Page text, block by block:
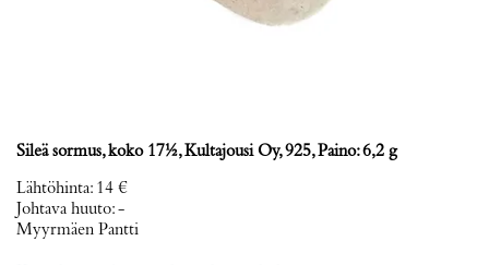
Sileä sormus, koko 17½, Kultajousi Oy, 925, Paino: 6,2 g
Lähtöhinta: 14 €
Johtava huuto:-
Myyrmäen Pantti